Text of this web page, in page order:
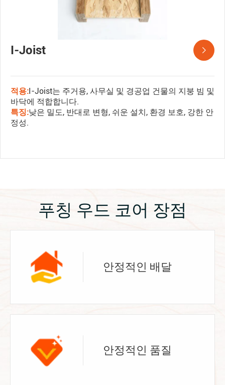
I-Joist 
적용:I-Joist는 주거용, 사무실 및 경공업 건물의 지붕 빔 및
바닥에 적합합니다.
특징:낮은 밀도, 반대로 변형, 쉬운 설치, 환경 보호, 강한 안
정성.
푸칭 우드 코어 장점
안정적인 배달
안정적인 품질